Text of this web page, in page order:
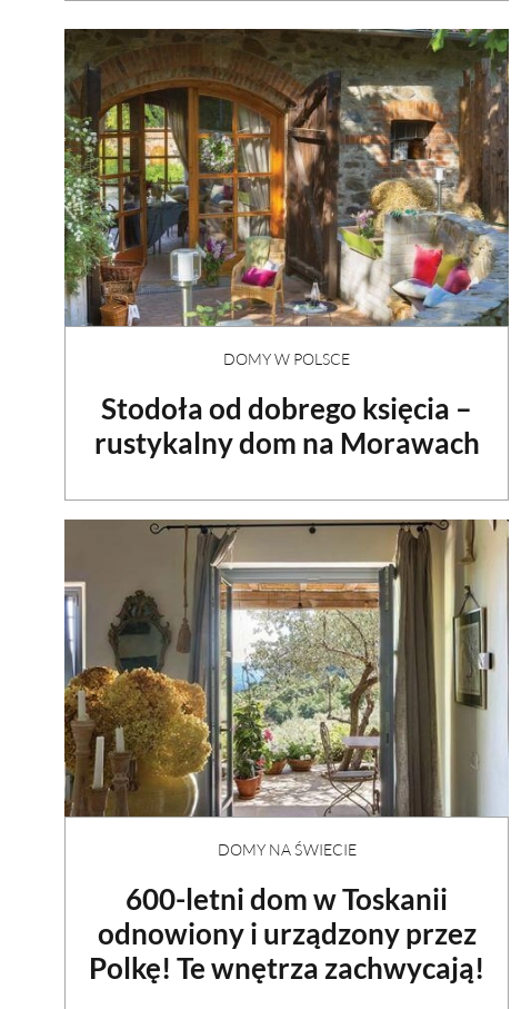
DOMY W POLSCE
Stodoła od dobrego księcia –
rustykalny dom na Morawach
DOMY NA ŚWIECIE
600-letni dom w Toskanii
odnowiony i urządzony przez
Polkę! Te wnętrza zachwycają!